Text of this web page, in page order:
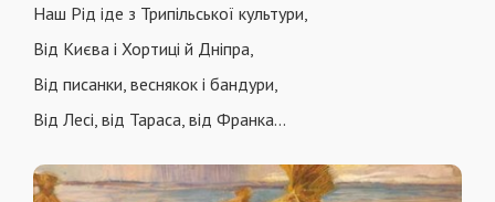
Наш Рід іде з Трипільської культури,
Від Києва і Хортиці й Дніпра,
Від писанки, веснякок і бандури,
Від Лесі, від Тараса, від Франка…